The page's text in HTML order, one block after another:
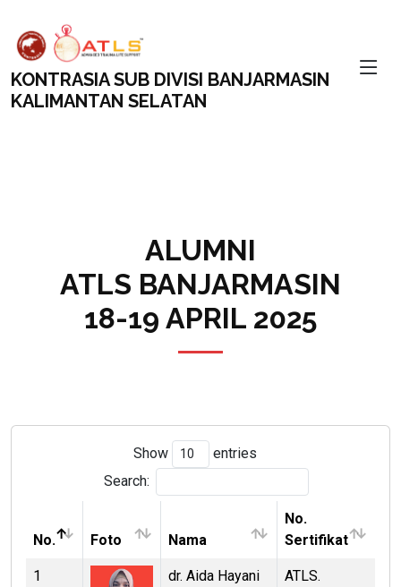
KONTRASIA SUB DIVISI BANJARMASIN
KALIMANTAN SELATAN
ALUMNI
ATLS BANJARMASIN
18-19 APRIL 2025
Show
entries
Search:
No. Foto Nama
No.
Sertifikat
1 dr. Aida Hayani
ATLS.